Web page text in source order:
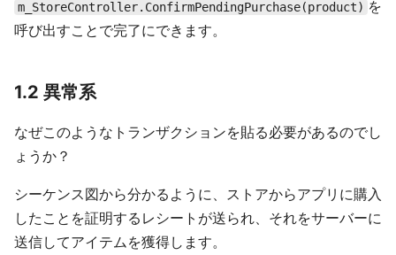
m_StoreController.ConfirmPendingPurchase(product) を
呼び出すことで完了にできます。
1.2 異常系
なぜこのようなトランザクションを貼る必要があるのでし
ょうか？
シーケンス図から分かるように、ストアからアプリに購入
したことを証明するレシートが送られ、それをサーバーに
送信してアイテムを獲得します。